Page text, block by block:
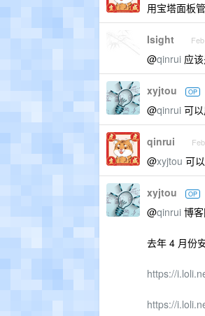
用宝塔面板
Isight
@qinrui 应
xyjtou OP
@qinrui 可
qinrui
@xyjtou 可
xyjtou OP
@qinrui 博
去年 4 月份
https://
https://